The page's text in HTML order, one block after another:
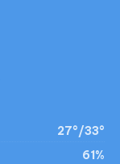
27°/33°
61%